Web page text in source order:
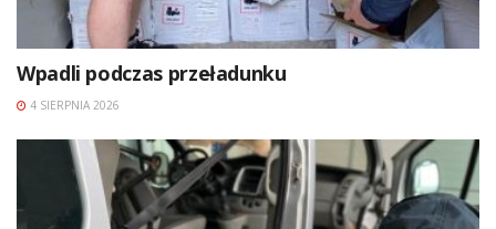
Wpadli podczas przeładunku
4 SIERPNIA 2026